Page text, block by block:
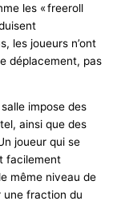
les « freeroll
les joueurs n’ont
déplacement, pas
impose des
ainsi que des
joueur qui se
facilement
même niveau de
une fraction du